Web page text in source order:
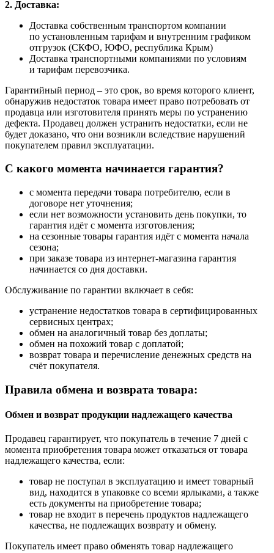
2. Доставка:
Доставка собственным транспортом компании
по установленным тарифам и внутренним графиком
отгрузок (СКФО, ЮФО, республика Крым)
Доставка транспортными компаниями по условиям
и тарифам перевозчика.
Гарантийный период – это срок, во время которого клиент,
обнаружив недостаток товара имеет право потребовать от
продавца или изготовителя принять меры по устранению
дефекта. Продавец должен устранить недостатки, если не
будет доказано, что они возникли вследствие нарушений
покупателем правил эксплуатации.
С какого момента начинается гарантия?
с момента передачи товара потребителю, если в
договоре нет уточнения;
если нет возможности установить день покупки, то
гарантия идёт с момента изготовления;
на сезонные товары гарантия идёт с момента начала
сезона;
при заказе товара из интернет-магазина гарантия
начинается со дня доставки.
Обслуживание по гарантии включает в себя:
устранение недостатков товара в сертифицированных
сервисных центрах;
обмен на аналогичный товар без доплаты;
обмен на похожий товар с доплатой;
возврат товара и перечисление денежных средств на
счёт покупателя.
Правила обмена и возврата товара:
Обмен и возврат продукции надлежащего качества
Продавец гарантирует, что покупатель в течение 7 дней с
момента приобретения товара может отказаться от товара
надлежащего качества, если:
товар не поступал в эксплуатацию и имеет товарный
вид, находится в упаковке со всеми ярлыками, а также
есть документы на приобретение товара;
товар не входит в перечень продуктов надлежащего
качества, не подлежащих возврату и обмену.
Покупатель имеет право обменять товар надлежащего